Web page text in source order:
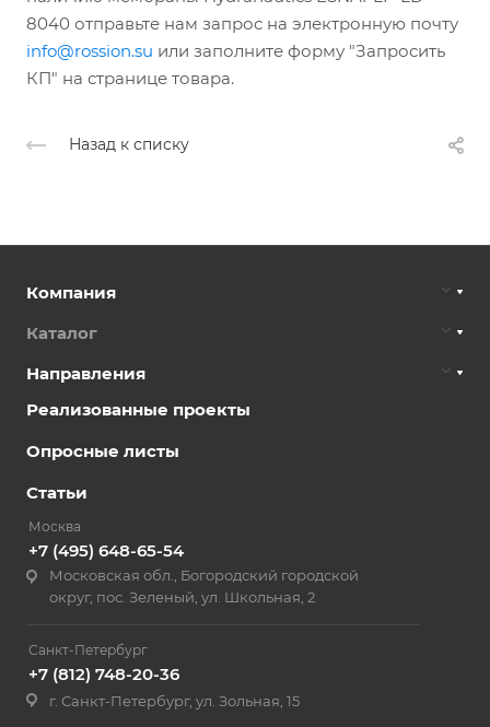
8040 отправьте нам запрос на электронную почту
info@rossion.su или заполните форму "Запросить
КП" на странице товара.
Назад к списку
Компания
Каталог
Направления
Реализованные проекты
Опросные листы
Статьи
Москва
+7 (495) 648-65-54
Московская обл., Богородский городской
округ, пос. Зеленый, ул. Школьная, 2
Санкт-Петербург
+7 (812) 748-20-36
г. Санкт-Петербург, ул. Зольная, 15